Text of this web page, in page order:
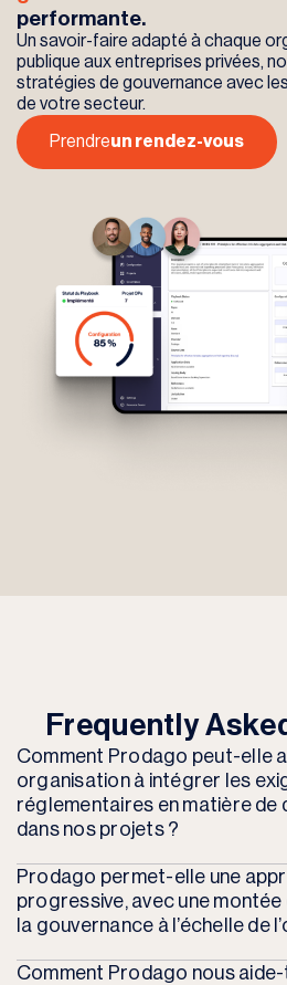
performante.
Un savoir-faire adapté à chaque
publique aux entreprises privées,
stratégies de gouvernance avec
de votre secteur.
Prendreun rendez-vous
Frequently
Comment Prodago peut-elle
organisation à intégrer les
réglementaires en matière de
dans nos projets ?
Prodago permet-elle une
progressive, avec une montée
la gouvernance à l’échelle de
Comment Prodago nous